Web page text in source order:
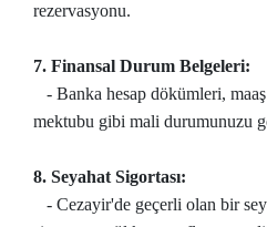
rezervasyonu.
7. Finansal Durum Belgeleri:
- Banka hesap dökümleri,
mektubu gibi mali durumunuzu
8. Seyahat Sigortası:
- Cezayir'de geçerli olan bir